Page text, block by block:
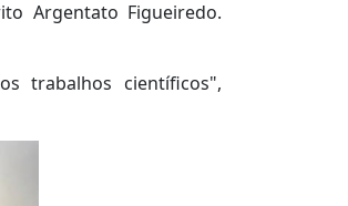
Argentato Figueiredo.
trabalhos científicos",